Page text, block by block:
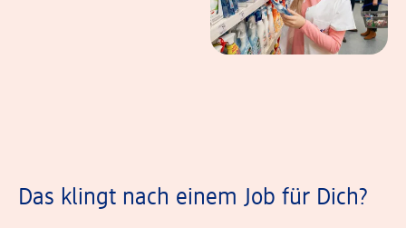
Das klingt nach einem Job für Dich?